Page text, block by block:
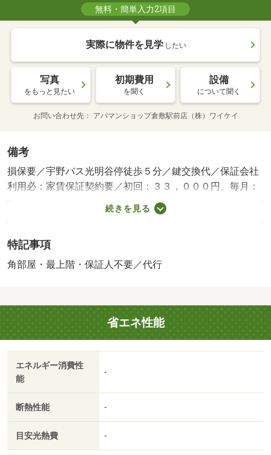
無料・簡単入力2項目
実際に物件を見学 したい
写真
をもっと見たい
初期費用
を聞く
設備
について聞く
お問い合わせ先 アパマンショップ倉敷駅前店（株）ワイケイ
備考
損保要／宇野バス光明谷停徒歩５分／鍵交換代／保証会社
利用必：家賃保証契約要／初回：３３，０００円、毎月：
支払額の２％／［退去時費用 ハウスクリーニング代：８
４，９２０円※故意・過失等別途実費］シャーメゾンライ
入要／駐車場１台無料／オートバイをお持ちのお客様は事
前にご相談下さい／※農住専用契約書使用／案内可能日：
シャワー付洗面台／室内洗濯置／角住戸／洗面所独立／洗
面化粧台／駐輪場／押入／即入居可／礼金不要／最上階／
敷金不要／駐車場１台無料／全居室洋室／保証人不要／雨
戸／駅徒歩１０分以内／自走式駐車場／シャッター／ＢＳ
／敷金・礼金不要／保証会社利用可／ＬＧＢＴフレンドリ
ー／ファミリーマート明光谷店（コンビニ）まで２３８ｍ
／ファミリーマート瀬戸江尻店（コンビニ）まで２６６８
ｍ／ファミリーマート 山陽インター店（コンビニ）まで
２５７５ｍ／ローソン瀬戸町店（コンビニ）まで２５２１
続きを見る
特記事項
角部屋・最上階・保証人不要／代行
省エネ性能
エネルギー消費性
能
-
断熱性能 -
目安光熱費 -